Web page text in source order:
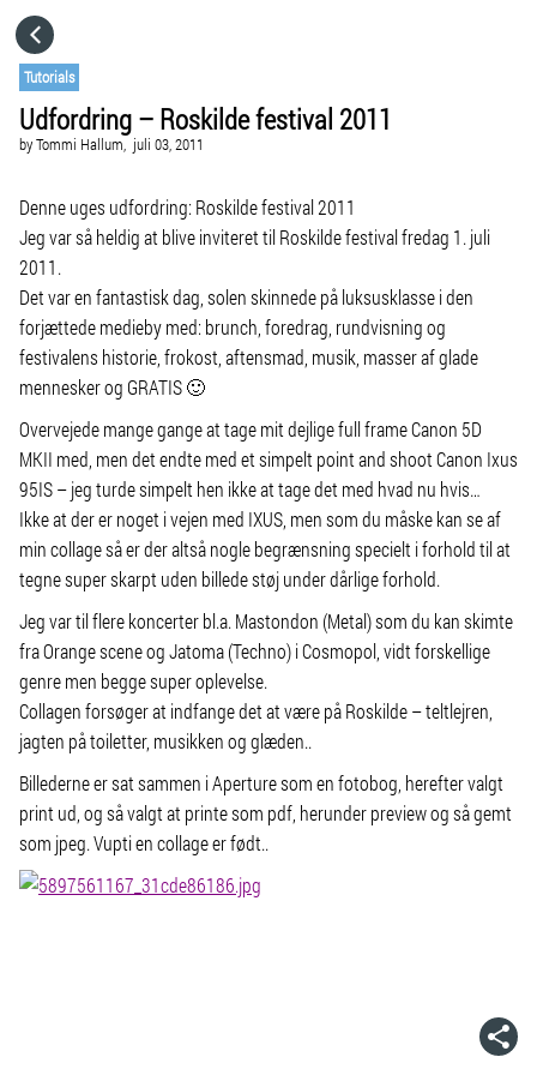
Tutorials
Udfordring – Roskilde festival 2011
byTommi Hallum, juli 03, 2011
Denne uges udfordring: Roskilde festival 2011
Jeg var så heldig at blive inviteret til Roskilde festival fredag 1. juli
2011.
Det var en fantastisk dag, solen skinnede på luksusklasse i den
forjættede medieby med: brunch, foredrag, rundvisning og
festivalens historie, frokost, aftensmad, musik, masser af glade
mennesker og GRATIS 🙂
Overvejede mange gange at tage mit dejlige full frame Canon 5D
MKII med, men det endte med et simpelt point and shoot Canon Ixus
95IS – jeg turde simpelt hen ikke at tage det med hvad nu hvis…
Ikke at der er noget i vejen med IXUS, men som du måske kan se af
min collage så er der altså nogle begrænsning specielt i forhold til at
tegne super skarpt uden billede støj under dårlige forhold.
Jeg var til flere koncerter bl.a. Mastondon (Metal) som du kan skimte
fra Orange scene og Jatoma (Techno) i Cosmopol, vidt forskellige
genre men begge super oplevelse.
Collagen forsøger at indfange det at være på Roskilde – teltlejren,
jagten på toiletter, musikken og glæden..
Billederne er sat sammen i Aperture som en fotobog, herefter valgt
print ud, og så valgt at printe som pdf, herunder preview og så gemt
som jpeg. Vupti en collage er født..
CATEGORIES
GO TO